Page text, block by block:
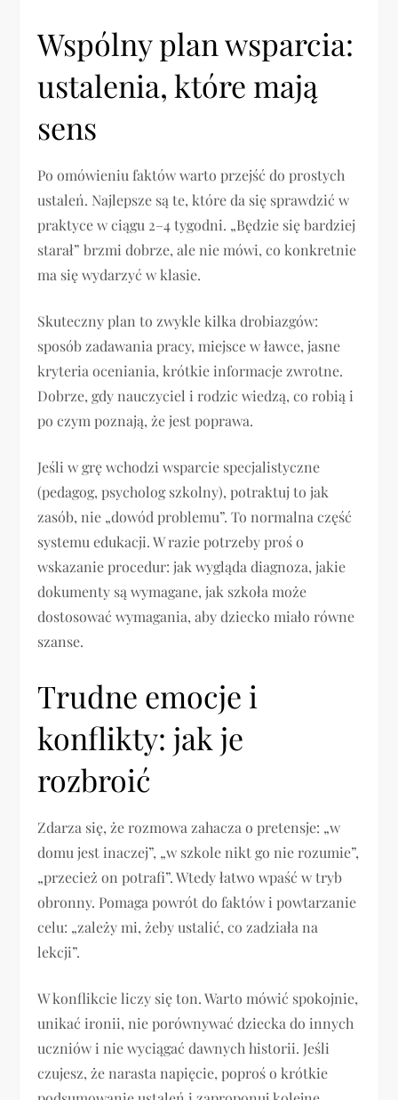
Wspólny plan wsparcia:
ustalenia, które mają
sens
Po omówieniu faktów warto przejść do prostych
ustaleń. Najlepsze są te, które da się sprawdzić w
praktyce w ciągu 2–4 tygodni. „Będzie się bardziej
starał” brzmi dobrze, ale nie mówi, co konkretnie
ma się wydarzyć w klasie.
Skuteczny plan to zwykle kilka drobiazgów:
sposób zadawania pracy, miejsce w ławce, jasne
kryteria oceniania, krótkie informacje zwrotne.
Dobrze, gdy nauczyciel i rodzic wiedzą, co robią i
po czym poznają, że jest poprawa.
Jeśli w grę wchodzi wsparcie specjalistyczne
(pedagog, psycholog szkolny), potraktuj to jak
zasób, nie „dowód problemu”. To normalna część
systemu edukacji. W razie potrzeby proś o
wskazanie procedur: jak wygląda diagnoza, jakie
dokumenty są wymagane, jak szkoła może
dostosować wymagania, aby dziecko miało równe
szanse.
Trudne emocje i
konflikty: jak je
rozbroić
Zdarza się, że rozmowa zahacza o pretensje: „w
domu jest inaczej”, „w szkole nikt go nie rozumie”,
„przecież on potrafi”. Wtedy łatwo wpaść w tryb
obronny. Pomaga powrót do faktów i powtarzanie
celu: „zależy mi, żeby ustalić, co zadziała na
lekcji”.
W konflikcie liczy się ton. Warto mówić spokojnie,
unikać ironii, nie porównywać dziecka do innych
uczniów i nie wyciągać dawnych historii. Jeśli
czujesz, że narasta napięcie, poproś o krótkie